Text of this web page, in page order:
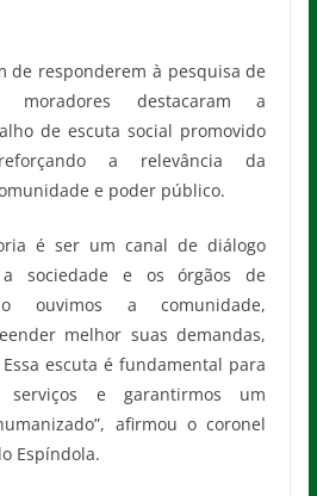
de responderem à pesquisa de
moradores destacaram a
de escuta social promovido
a relevância da
e poder público.
é ser um canal de diálogo
sociedade e os órgãos de
ouvimos a comunidade,
melhor suas demandas,
escuta é fundamental para
serviços e garantirmos um
afirmou o coronel
Espíndola.